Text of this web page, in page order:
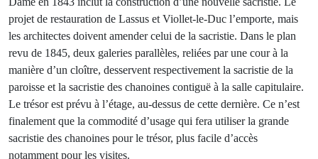
projet de restauration de Lassus et Viollet-le-Duc l’emporte, mais
les architectes doivent amender celui de la sacristie. Dans le plan
revu de 1845, deux galeries parallèles, reliées par une cour à la
manière d’un cloître, desservent respectivement la sacristie de la
paroisse et la sacristie des chanoines contiguë à la salle capitulaire.
Le trésor est prévu à l’étage, au-dessus de cette dernière. Ce n’est
finalement que la commodité d’usage qui fera utiliser la grande
sacristie des chanoines pour le trésor, plus facile d’accès
notamment pour les visites.